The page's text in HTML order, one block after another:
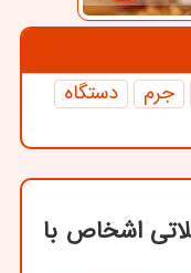
جرم
دستگاه
اشخاص با